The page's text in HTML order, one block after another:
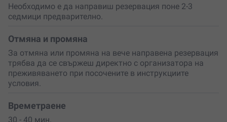
След сесията ще получиш линк свсички сполучливи
кадрис воден знак, от които да избереш кои да бъдат
дни след избора ти.
Подари на своето детепървата му забавна фотосесия
илиизненадайсемейство с малко бебче сваучер за
незабравимо преживяване!
Необходимо е да направиш резервация поне 2-3
седмици предварително.
Отмяна и промяна
За отмяна или промяна на вече направена резервация
трябва да се свържеш директно с организатора на
преживяването при посочените в инструкциите
условия.
Времетраене
30 - 40 мин.